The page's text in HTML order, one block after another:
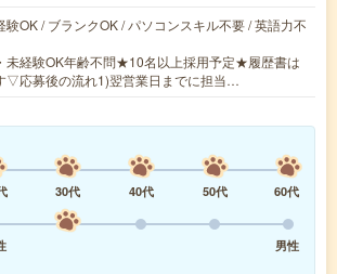
験OK / ブランクOK / パソコンスキル不要 / 英語力不
未経験OK年齢不問★10名以上採用予定★履歴書は
▽応募後の流れ1)翌営業日までに担当…
30代 40代 50代
60代
男性